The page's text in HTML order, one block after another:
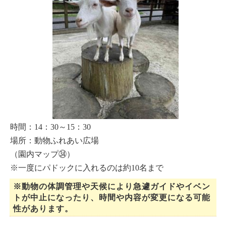
時間：14：30～15：30
場所：動物ふれあい広場
（園内マップ㉞）
※一度にパドックに入れるのは約10名まで
※動物の体調管理や天候により急遽ガイドやイベン
トが中止になったり、時間や内容が変更になる可能
性があります。